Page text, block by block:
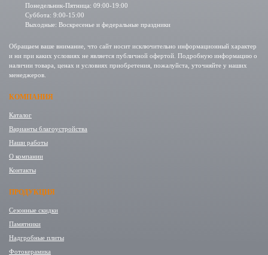
Понедельник-Пятница: 09:00-19:00
Суббота: 9:00-15:00
Выходные: Воскресенье и федеральные праздники
Обращаем ваше внимание, что сайт носит исключительно информационный характер
и ни при каких условиях не является публичной офертой. Подробную информацию о
наличии товара, ценах и условиях приобретения, пожалуйста, уточняйте у наших
менеджеров.
КОМПАНИЯ
Каталог
Варианты благоустройства
Наши работы
О компании
Контакты
ПРОДУКЦИЯ
Сезонные скидки
Памятники
Надгробные плиты
Фотокерамика